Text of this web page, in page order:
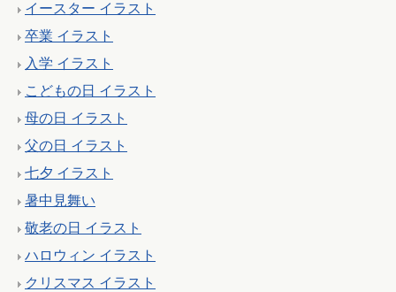
イースター イラスト
卒業 イラスト
入学 イラスト
こどもの日 イラスト
母の日 イラスト
父の日 イラスト
七夕 イラスト
暑中見舞い
敬老の日 イラスト
ハロウィン イラスト
クリスマス イラスト